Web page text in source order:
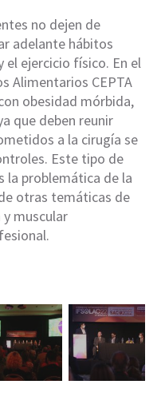
no dejen de
adelante hábitos
el ejercicio físico. En el
Alimentarios CEPTA
obesidad mórbida,
que deben reunir
a la cirugía se
Este tipo de
la problemática de la
otras temáticas de
muscular